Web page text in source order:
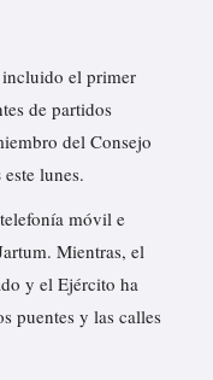
el primer
de partidos
del Consejo
este lunes.
móvil e
Mientras, el
y el Ejército ha
puentes y las calles